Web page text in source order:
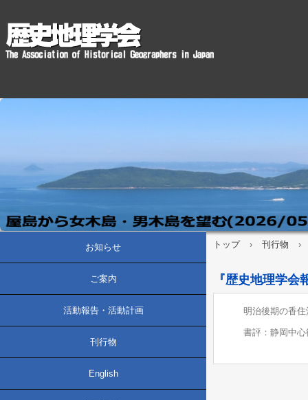
トップ › 刊行物 ›
『歴史地理学
明治後期の香
書評：静岡中
お知らせ
ご案内
活動報告・活動計画
刊行物
English